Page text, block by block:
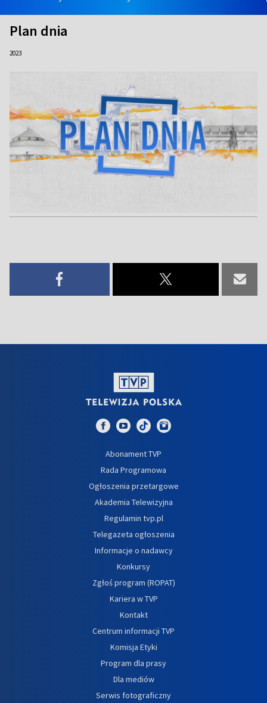
Plan dnia
2023
Abonament TVP
Rada Programowa
Ogłoszenia przetargowe
Akademia Telewizyjna
Regulamin tvp.pl
Telegazeta ogłoszenia
Informacje o nadawcy
Konkursy
Zgłoś program (ROPAT)
Kariera w TVP
Kontakt
Centrum informacji TVP
Komisja Etyki
Program dla prasy
Dla mediów
Serwis fotograficzny